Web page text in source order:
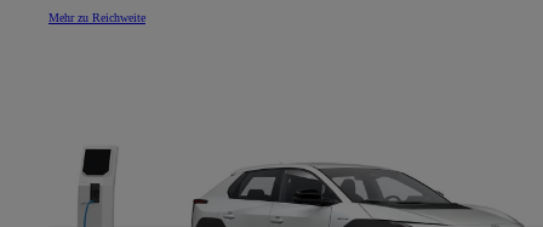
Mehr zu Reichweite